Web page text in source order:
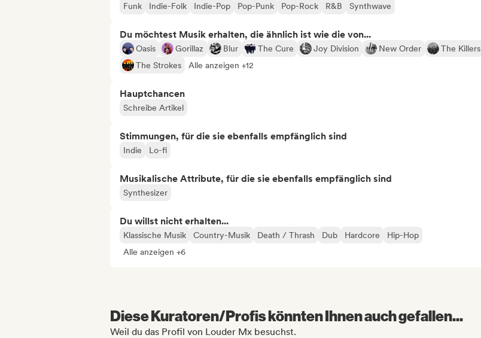
Funk Indie-Folk Indie-Pop Pop-Punk Pop-Rock R&B Synthwave
Du möchtest Musik erhalten, die ähnlich ist wie die von...
Oasis Gorillaz Blur The Cure Joy Division New Order
The Killers
The Strokes
Alle anzeigen +12
Hauptchancen
Schreibe Artikel
Stimmungen, für die sie ebenfalls empfänglich sind
Indie Lo-fi
Musikalische Attribute, für die sie ebenfalls empfänglich sind
Synthesizer
Du willst nicht erhalten...
Klassische Musik Country-Musik Death / Thrash Dub Hardcore
Hip-Hop
Alle anzeigen +6
Diese Kuratoren/Profis könnten Ihnen auch gefallen...
Weil du das Profil von Louder Mx besuchst.